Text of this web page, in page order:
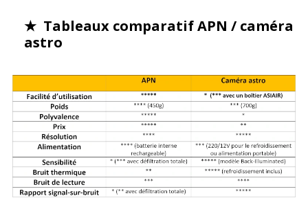
★ Tableaux comparatif APN / caméra
astro